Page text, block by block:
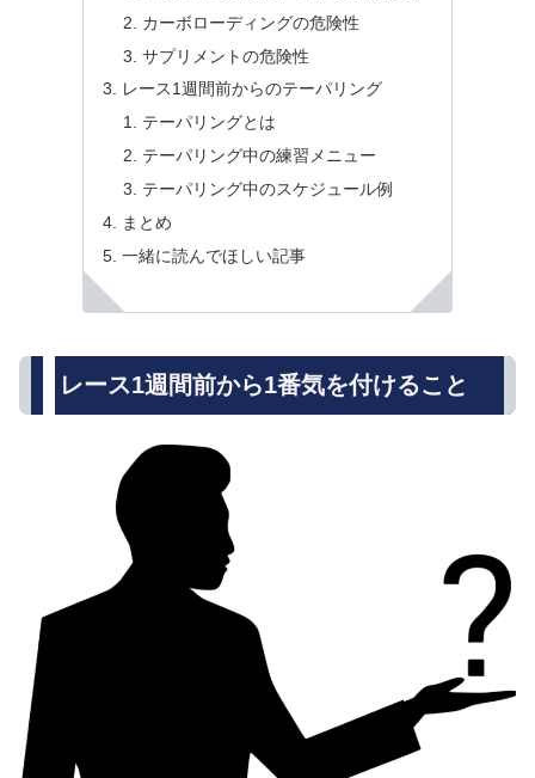
カーボローディングの危険性
サプリメントの危険性
レース1週間前からのテーパリング
テーパリングとは
テーパリング中の練習メニュー
テーパリング中のスケジュール例
まとめ
一緒に読んでほしい記事
レース1週間前から1番気を付けること